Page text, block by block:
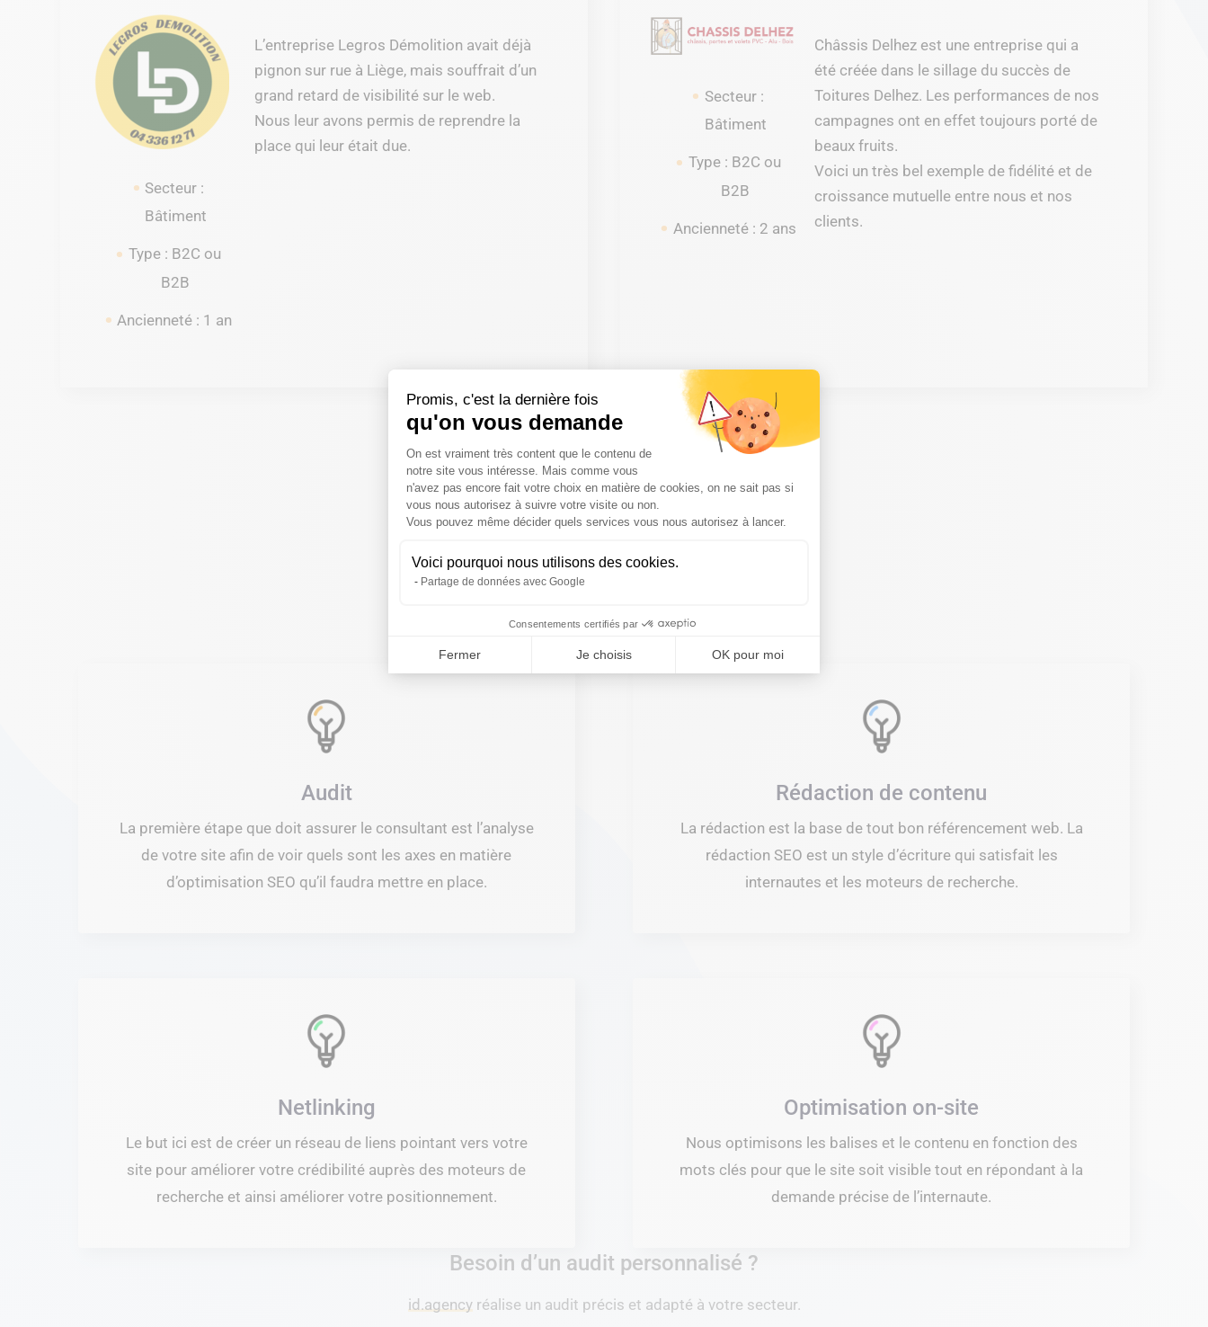
Promis, c'est la dernière fois
qu'on vous demande
Plateforme de Gestion du Consentement : Personnalisez vos Options
On est vraiment très content que le contenu de
notre site vous intéresse. Mais comme vous
n'avez pas encore fait votre choix en matière de cookies, on ne sait pas si
vous nous autorisez à suivre votre visite ou non.
Vous pouvez même décider quels services vous nous autorisez à lancer.
Voici pourquoi nous utilisons des cookies.
Partage de données avec Google
Consentements certifiés par
Fermer Je choisis OK pour moi
Axeptio consent
Secteur :
Bâtiment
Type : B2C ou
B2B
Ancienneté : 1 an
L’entreprise Legros Démolition avait déjà
pignon sur rue à Liège, mais souffrait d’un
grand retard de visibilité sur le web.
Nous leur avons permis de reprendre la
place qui leur était due.
Secteur :
Bâtiment
Type : B2C ou
B2B
Ancienneté : 2 ans
Châssis Delhez est une entreprise qui a
été créée dans le sillage du succès de
Toitures Delhez. Les performances de nos
campagnes ont en effet toujours porté de
beaux fruits.
Voici un très bel exemple de fidélité et de
croissance mutuelle entre nous et nos
clients.
Nos services
Audit
La première étape que doit assurer le consultant est l’analyse
de votre site afin de voir quels sont les axes en matière
d’optimisation SEO qu’il faudra mettre en place.
Netlinking
Le but ici est de créer un réseau de liens pointant vers votre
site pour améliorer votre crédibilité auprès des moteurs de
recherche et ainsi améliorer votre positionnement.
Rédaction de contenu
La rédaction est la base de tout bon référencement web. La
rédaction SEO est un style d’écriture qui satisfait les
internautes et les moteurs de recherche.
Optimisation on-site
Nous optimisons les balises et le contenu en fonction des
mots clés pour que le site soit visible tout en répondant à la
demande précise de l’internaute.
Besoin d’un audit personnalisé ?
id.agencyréalise un audit précis et adapté à votre secteur.